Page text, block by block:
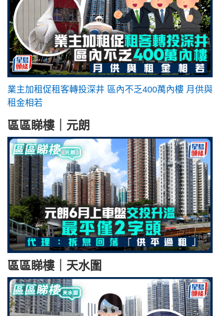
業主加租促租客轉投深井 區內不乏400萬內樓 月供與
租金相若
區區睇樓｜元朗
區區睇樓｜天水圍